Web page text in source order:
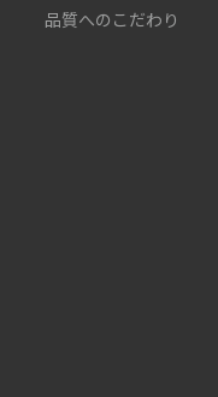
品質へのこだわり